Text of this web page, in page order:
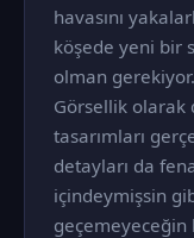
havasını
köşede yeni bir
olman gerekiyor.
Görsellik olarak
tasarımları
detayları da
içindeymişsin
geçemeyeceğin